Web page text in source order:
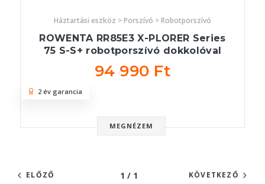
Háztartási eszköz > Porszívó > Robotporszívó
ROWENTA RR85E3 X-PLORER Series
75 S-S+ robotporszívó dokkolóval
94 990 Ft
MEGNÉZEM
2 év garancia
ELŐZŐ 1 / 1 KÖVETKEZŐ